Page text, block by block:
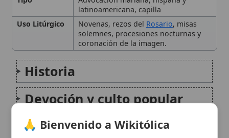
Historia
Devoción y culto popular
Santuario y celebración
Significado teológico
Patrón y festividades
Influencia cultural
🙏 Bienvenido a Wikitólica
Esta enciclopedia es un recurso privado de referencia sin
imprimatur. No sustituye al Catecismo, a la Sagrada
destinada únicamente a la estudio personal. El borrador de
colegios o seminarios sin autorización episcopal -CDC 823-.
Se insta a consultar siempre las fuentes referenciadas y a